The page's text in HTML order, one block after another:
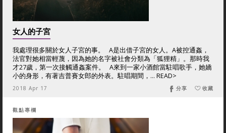
女人的子宮
我處理很多關於女人子宮的事。 A是出借子宮的女人。A被控通姦，
法官對她相當輕蔑，因為她的名字被社會分類為「狐狸精」。那時我
才27歲，第一次接觸通姦案件。 A來到一家小酒館當駐唱歌手，她嬌
小的身形，有著吉普賽女郎的外表。駐唱期間，... READ>
2018 Apr 17 收藏
分享
觀點專欄